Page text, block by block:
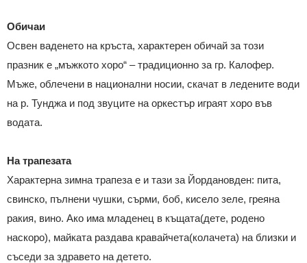
Обичаи
Освен ваденето на кръста, характерен обичай за този
празник е „мъжкото хоро“ – традиционно за гр. Калофер.
Мъже, облечени в национални носии, скачат в ледените води
на р. Тунджа и под звуците на оркестър играят хоро във
водата.
На трапезата
Характерна зимна трапеза е и тази за Йордановден: пита,
свинско, пълнени чушки, сърми, боб, кисело зеле, греяна
ракия, вино. Ако има младенец в къщата(дете, родено
наскоро), майката раздава кравайчета(колачета) на близки и
съседи за здравето на детето.